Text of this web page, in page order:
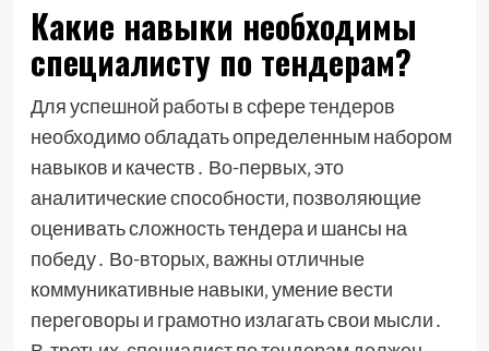
Какие навыки необходимы
специалисту по тендерам?
Для успешной работы в сфере тендеров
необходимо обладать определенным набором
навыков и качеств․ Во-первых‚ это
аналитические способности‚ позволяющие
оценивать сложность тендера и шансы на
победу․ Во-вторых‚ важны отличные
коммуникативные навыки‚ умение вести
переговоры и грамотно излагать свои мысли․